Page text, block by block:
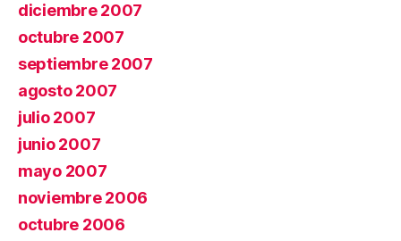
diciembre 2007
octubre 2007
septiembre 2007
agosto 2007
julio 2007
junio 2007
mayo 2007
noviembre 2006
octubre 2006